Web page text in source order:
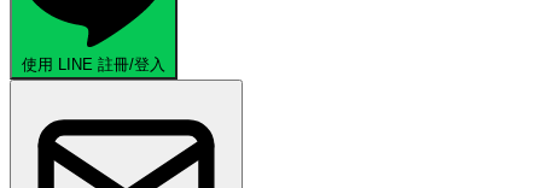
使用 LINE 註冊/登入